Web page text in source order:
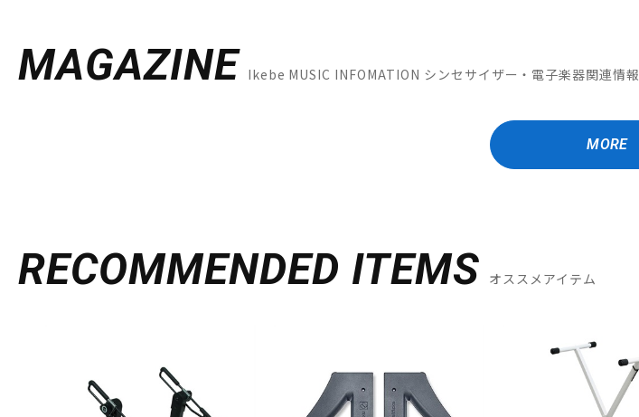
MAGAZINE Ikebe MUSIC INFOMATION シンセサイザー・電子楽器関連情報
MORE
RECOMMENDED ITEMS オススメアイテム